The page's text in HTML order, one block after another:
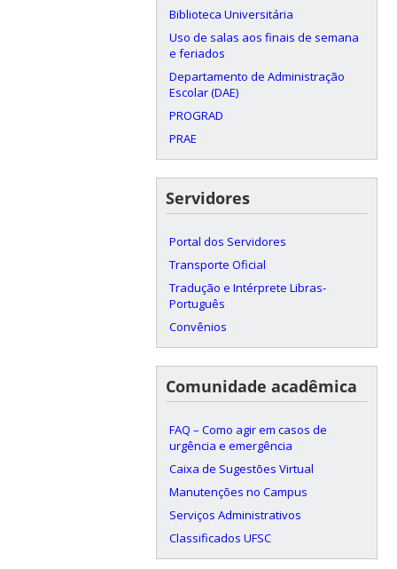
Biblioteca Universitária
Uso de salas aos finais de semana
e feriados
Departamento de Administração
Escolar (DAE)
PROGRAD
PRAE
Servidores
Portal dos Servidores
Transporte Oficial
Tradução e Intérprete Libras-
Português
Convênios
Comunidade acadêmica
FAQ – Como agir em casos de
urgência e emergência
Caixa de Sugestões Virtual
Manutenções no Campus
Serviços Administrativos
Classificados UFSC